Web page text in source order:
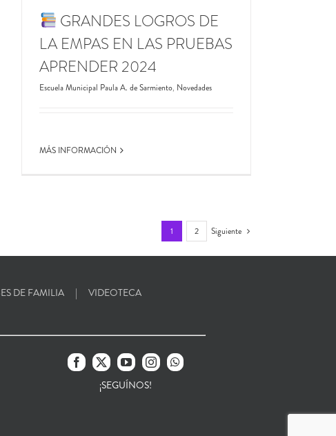
GRANDES LOGROS DE
LA EMPAS EN LAS PRUEBAS
APRENDER 2024
Escuela Municipal Paula A. de Sarmiento, Novedades
MÁS INFORMACIÓN
1 2 Siguiente
DE FAMILIA VIDEOTECA
¡SEGUÍNOS!